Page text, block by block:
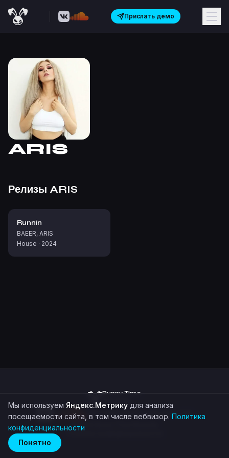
Прислать демо
ARIS
Релизы ARIS
Runnin
BAEER, ARIS
House · 2024
Bunny Time
demo@bunnytimerecords.com
©2026
Мы используем Яндекс.Метрику для анализа
посещаемости сайта, в том числе вебвизор. Политика
конфиденциальности
Понятно